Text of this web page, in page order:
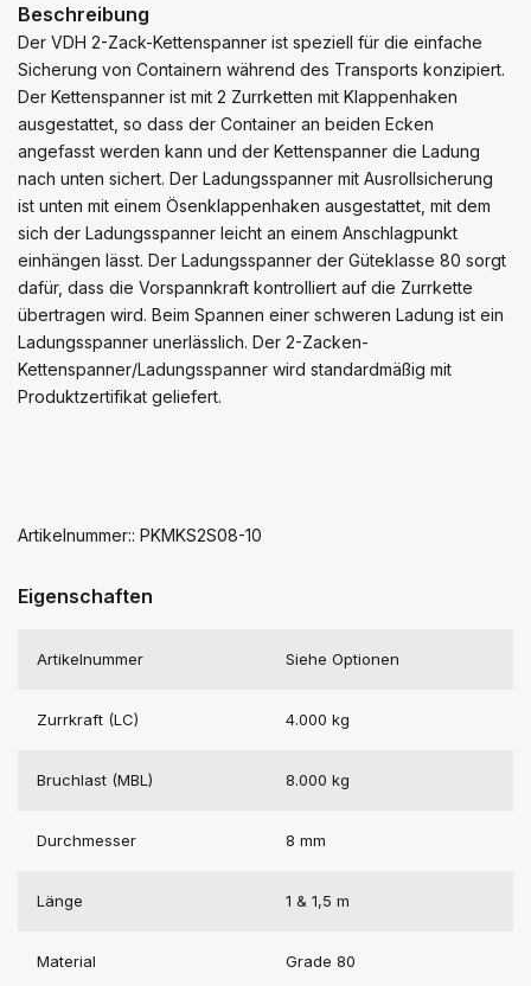
Beschreibung
Der VDH 2-Zack-Kettenspanner ist speziell für die einfache
Sicherung von Containern während des Transports konzipiert.
Der Kettenspanner ist mit 2 Zurrketten mit Klappenhaken
ausgestattet, so dass der Container an beiden Ecken
angefasst werden kann und der Kettenspanner die Ladung
nach unten sichert. Der Ladungsspanner mit Ausrollsicherung
ist unten mit einem Ösenklappenhaken ausgestattet, mit dem
sich der Ladungsspanner leicht an einem Anschlagpunkt
einhängen lässt. Der Ladungsspanner der Güteklasse 80 sorgt
dafür, dass die Vorspannkraft kontrolliert auf die Zurrkette
übertragen wird. Beim Spannen einer schweren Ladung ist ein
Ladungsspanner unerlässlich. Der 2-Zacken-
Kettenspanner/Ladungsspanner wird standardmäßig mit
Produktzertifikat geliefert.
Artikelnummer:: PKMKS2S08-10
Eigenschaften
Artikelnummer Siehe Optionen
Zurrkraft (LC) 4.000 kg
Bruchlast (MBL) 8.000 kg
Durchmesser 8 mm
Länge 1 & 1,5 m
Material Grade 80